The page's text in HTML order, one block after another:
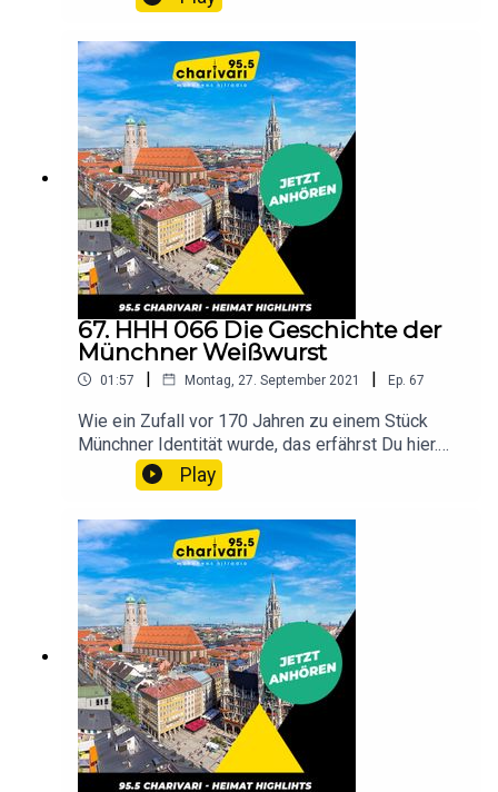
noch nie gehört? Die Antwort auf all diese Fragen
Grünwalder Forst. Hör rein!
67. HHH 066 Die Geschichte der
Münchner Weißwurst
01:57 | Montag, 27. September 2021 | Ep. 67
Wie ein Zufall vor 170 Jahren zu einem Stück
Münchner Identität wurde, das erfährst Du hier.
Hör rein!
Play